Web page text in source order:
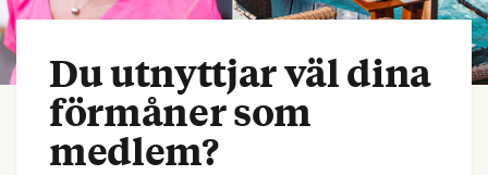
Du utnyttjar väl dina
förmåner som
medlem?